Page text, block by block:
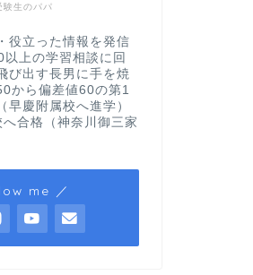
験生のパパ
役立った情報を発信
以上の学習相談に回
び出す長男に手を焼
から偏差値60の第1
早慶附属校へ進学）
へ合格（神奈川御三家
me ／